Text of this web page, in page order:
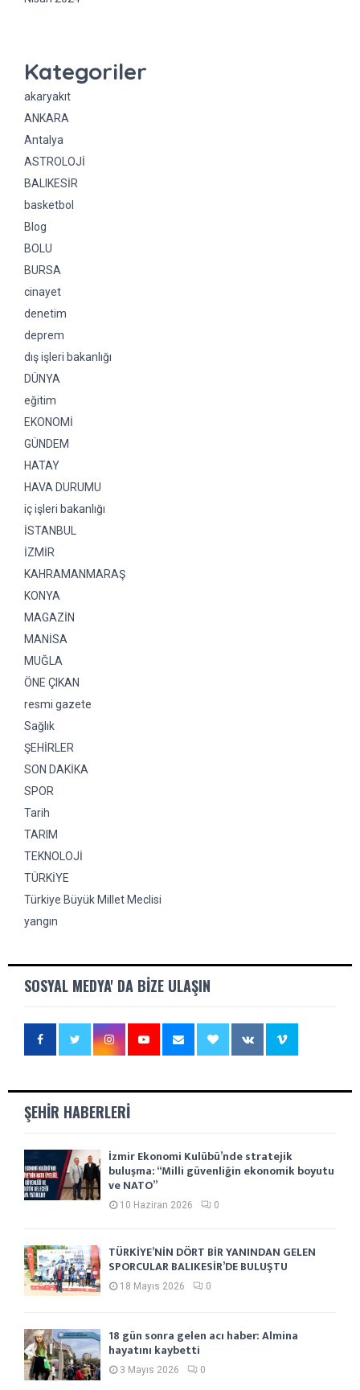
Kategoriler
akaryakıt
ANKARA
Antalya
ASTROLOJİ
BALIKESİR
basketbol
Blog
BOLU
BURSA
cinayet
denetim
deprem
dış işleri bakanlığı
DÜNYA
eğitim
EKONOMİ
GÜNDEM
HATAY
HAVA DURUMU
iç işleri bakanlığı
İSTANBUL
İZMİR
KAHRAMANMARAŞ
KONYA
MAGAZİN
MANİSA
MUĞLA
ÖNE ÇIKAN
resmi gazete
Sağlık
ŞEHİRLER
SON DAKİKA
SPOR
Tarih
TARIM
TEKNOLOJİ
TÜRKİYE
Türkiye Büyük Millet Meclisi
yangın
SOSYAL MEDYA' DA BIZE ULAŞIN
ŞEHIR HABERLERI
İzmir Ekonomi Kulübü’nde stratejik
buluşma: “Milli güvenliğin ekonomik boyutu
ve NATO”
10 Haziran 2026 0
TÜRKİYE’NİN DÖRT BİR YANINDAN GELEN
SPORCULAR BALIKESİR’DE BULUŞTU
18 Mayıs 2026 0
18 gün sonra gelen acı haber: Almina
hayatını kaybetti
3 Mayıs 2026 0